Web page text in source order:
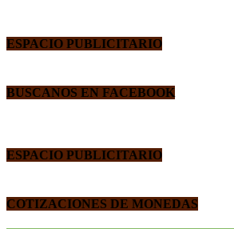
ESPACIO PUBLICITARIO
BUSCANOS EN FACEBOOK
ESPACIO PUBLICITARIO
COTIZACIONES DE MONEDAS